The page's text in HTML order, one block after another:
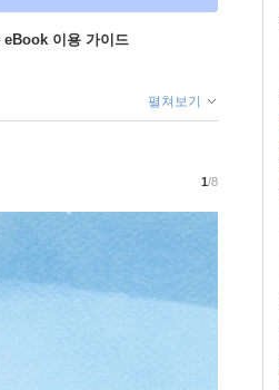
eBook 이용 가이드
펼쳐보기
1/8